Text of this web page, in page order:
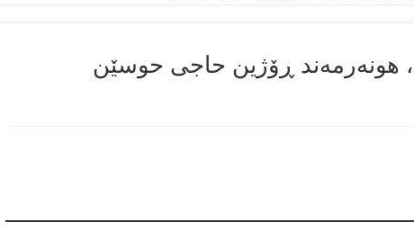
هونەرمەند ڕۆژین حاجی حوسێن